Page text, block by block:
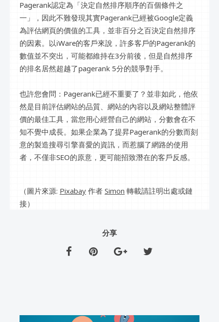
Pagerank認定為「決定自然排序順序的百個條件之
一」，因此不難發現其實Pagerank已經被Google定義
為評估網頁的價值的工具，並非百分之百決定自然排序
的因素。以iWare的客戶來說，許多客戶的Pagerank的
數值並不突出，可能都維持在3分前後，但是自然排序
的排名居然超越了pagerank 5分的競爭對手。
也許您會問：Pagerank已經不重要了？並非如此，他依
然是目前評估網站的品質、網站的內容以及網站整體評
價的最佳工具，當您用心經營自己的網站，分數會在不
知不覺中成長。如果企業為了提昇Pagerank的分數而刻
意的製造搜尋引擎喜愛的資訊，而惹腦了網路的使用
者，不僅非SEO的原意，更可能招致潛在的客戶反感。
（圖片來源: Pixabay 作者 Simon 轉載請註明出處或鏈
接）
分享